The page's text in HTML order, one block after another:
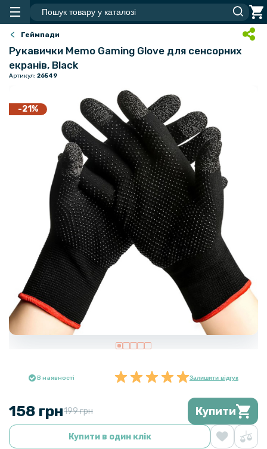
Геймпади
Рукавички Memo Gaming Glove для сенсорних
екранів, Black
Артикул: 26549
-21%
В наявності Залишити відгук
158 грн199 грн Купити
Купити в один клік